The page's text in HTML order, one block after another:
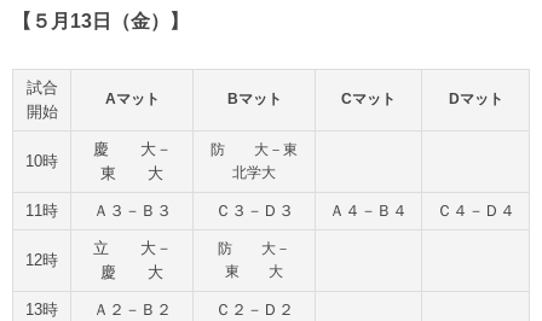
【５月13日（金）】
試合
開始
Aマット Bマット Cマット Dマット
10時
慶 大－
東 大
防 大－東
北学大
11時 Ａ３－Ｂ３ Ｃ３－Ｄ３ Ａ４－Ｂ４ Ｃ４－Ｄ４
12時
立 大－
慶 大
防 大－
東 大
13時 Ａ２－Ｂ２ Ｃ２－Ｄ２